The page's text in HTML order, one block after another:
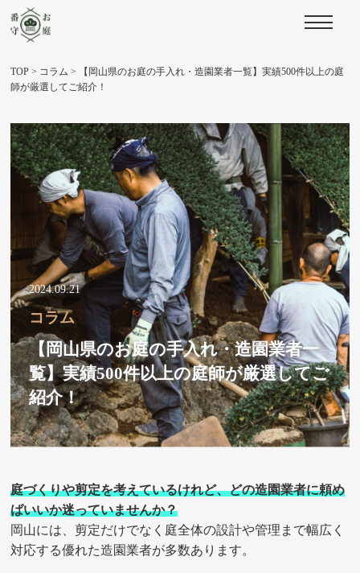
TOP > コラム >
【岡山県のお庭の手入れ・造園業者一覧】実績500件以上の庭
師が厳選してご紹介！
2024.09.21
コラム
【岡山県のお庭の手入れ・造園業者一
覧】実績500件以上の庭師が厳選してご
紹介！
庭づくりや剪定を考えているけれど、どの造園業者に頼め
ばいいか迷っていませんか？
岡山には、剪定だけでなく庭全体の設計や管理まで幅広く
対応する優れた造園業者が多数あります。